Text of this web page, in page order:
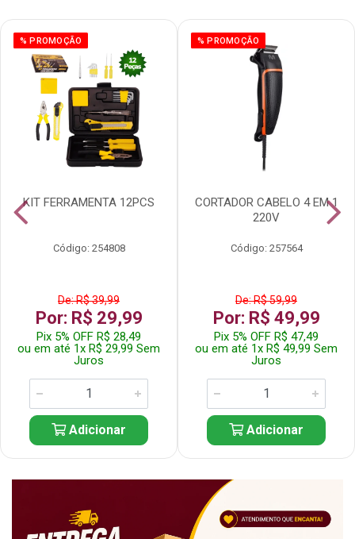
% PROMOÇÃO
KIT FERRAMENTA 12PCS
Código: 254808
De: R$ 39,99
Por: R$ 29,99
Pix 5% OFF R$ 28,49
ou em até 1x R$ 29,99 Sem
Juros
Adicionar
% PROMOÇÃO
CORTADOR CABELO 4 EM 1
220V
Código: 257564
De: R$ 59,99
Por: R$ 49,99
Pix 5% OFF R$ 47,49
ou em até 1x R$ 49,99 Sem
Juros
Adicionar